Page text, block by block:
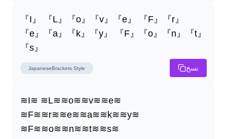
『I』 『L』『o』『v』『e』 『F』『r』
『e』『a』『k』『y』 『F』『o』『n』『t』
『s』
JapaneseBrackets Style نسخ
≋I≋ ≋L≋≋o≋≋v≋≋e≋
≋F≋≋r≋≋e≋≋a≋≋k≋≋y≋
≋F≋≋o≋≋n≋≋t≋≋s≋